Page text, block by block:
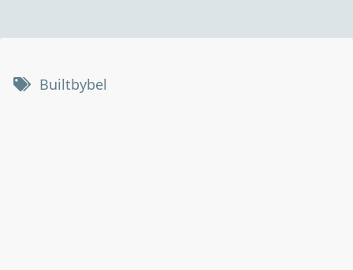
Builtbybel